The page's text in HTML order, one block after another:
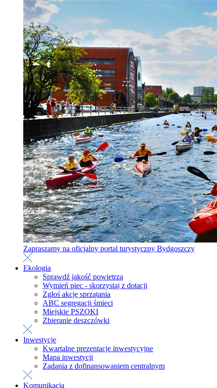
Zapraszamy na oficjalny portal turystyczny Bydgoszczy
Ekologia
Sprawdź jakość powietrza
Wymień piec - skorzystaj z dotacji
Zgłoś akcję sprzątania
ABC segregacji śmieci
Miejskie PSZOKI
Zbieranie deszczówki
Inwestycje
Kwartalne prezentacje inwestycyjne
Mapa inwestycji
Zadania z dofinansowaniem centralnym
Komunikacja